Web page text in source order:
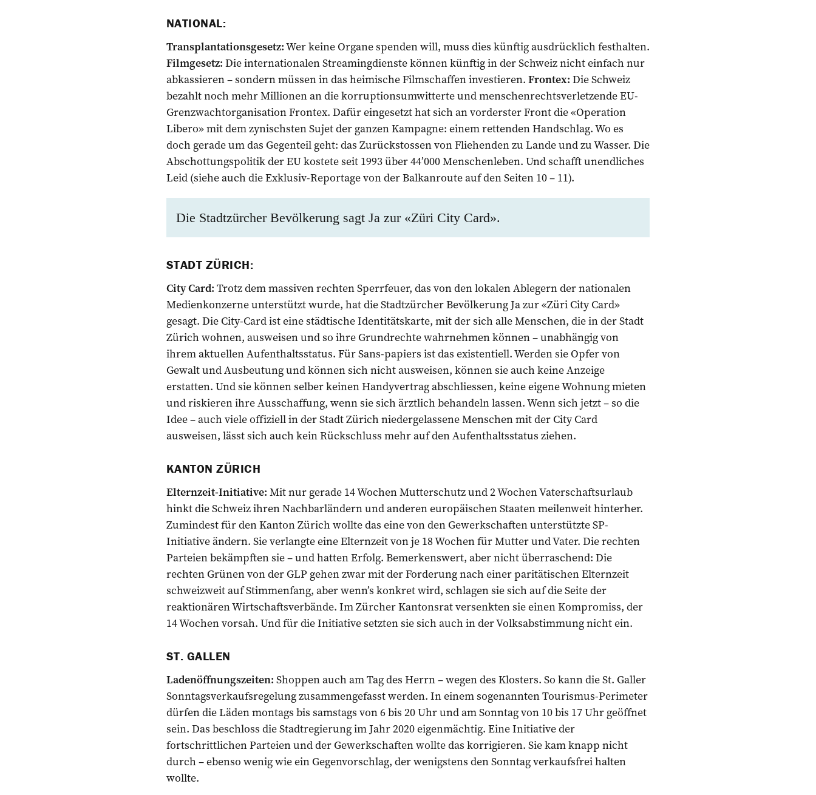
NATIONAL:
Transplantationsgesetz:Wer keine Organe spenden will, muss dies künftig ausdrücklich festhalten.
Filmgesetz: Die internationalen Streamingdienste können künftig in der Schweiz nicht einfach nur
abkassieren – sondern müssen in das heimische Filmschaffen investieren. Frontex: Die Schweiz
bezahlt noch mehr Millionen an die korruptionsumwitterte und menschenrechtsverletzende EU-
Grenzwachtorganisation Frontex. Dafür eingesetzt hat sich an vorderster Front die «Operation
Libero» mit dem zynischsten Sujet der ganzen Kampagne: einem rettenden Handschlag. Wo es
doch gerade um das Gegenteil geht: das Zurückstossen von Fliehenden zu Lande und zu Wasser. Die
Abschottungspolitik der EU kostete seit 1993 über 44’000 Menschenleben. Und schafft unendliches
Leid (siehe auch die Exklusiv-Reportage von der Balkanroute auf den Seiten 10 – 11).
Die Stadtzürcher Bevölkerung sagt Ja zur «Züri City Card».
STADT ZÜRICH:
City Card: Trotz dem massiven rechten Sperrfeuer, das von den lokalen Ablegern der nationalen
Medienkonzerne unterstützt wurde, hat die Stadtzürcher Bevölkerung Ja zur «Züri City Card»
gesagt. Die City-Card ist eine städtische Identitätskarte, mit der sich alle Menschen, die in der Stadt
Zürich wohnen, ausweisen und so ihre Grundrechte wahrnehmen können – unabhängig von
ihrem aktuellen Aufenthaltsstatus. Für Sans-papiers ist das existentiell. Werden sie Opfer von
Gewalt und Ausbeutung und können sich nicht ausweisen, können sie auch keine Anzeige
erstatten. Und sie können selber keinen Handyvertrag abschliessen, keine eigene Wohnung mieten
und riskieren ihre Ausschaffung, wenn sie sich ärztlich behandeln lassen. Wenn sich jetzt – so die
Idee – auch viele offiziell in der Stadt Zürich niedergelassene Menschen mit der City Card
ausweisen, lässt sich auch kein Rückschluss mehr auf den Aufenthaltsstatus ziehen.
KANTON ZÜRICH
Elternzeit-Initiative: Mit nur gerade 14 Wochen Mutterschutz und 2 Wochen Vaterschaftsurlaub
hinkt die Schweiz ihren Nachbarländern und anderen europäischen Staaten meilenweit hinterher.
Zumindest für den Kanton Zürich wollte das eine von den Gewerkschaften unterstützte SP-
Initiative ändern. Sie verlangte eine Elternzeit von je 18 Wochen für Mutter und Vater. Die rechten
Parteien bekämpften sie – und hatten Erfolg. Bemerkenswert, aber nicht überraschend: Die
rechten Grünen von der GLP gehen zwar mit der Forderung nach einer paritätischen Elternzeit
schweizweit auf Stimmenfang, aber wenn’s konkret wird, schlagen sie sich auf die Seite der
reaktionären Wirtschaftsverbände. Im Zürcher Kantonsrat versenkten sie einen Kompromiss, der
14 Wochen vorsah. Und für die Initiative setzten sie sich auch in der Volksabstimmung nicht ein.
ST. GALLEN
Ladenöffnungszeiten: Shoppen auch am Tag des Herrn – wegen des Klosters. So kann die St. Galler
Sonntagsverkaufsregelung zusammengefasst werden. In einem sogenannten Tourismus-Perimeter
dürfen die Läden montags bis samstags von 6 bis 20 Uhr und am Sonntag von 10 bis 17 Uhr geöffnet
sein. Das beschloss die Stadtregierung im Jahr 2020 eigenmächtig. Eine Initiative der
fortschrittlichen Parteien und der Gewerkschaften wollte das korrigieren. Sie kam knapp nicht
durch – ebenso wenig wie ein Gegenvorschlag, der wenigstens den Sonntag verkaufsfrei halten
wollte.